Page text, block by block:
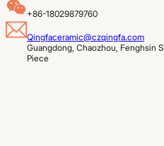
+86-18029879760
Qingfaceramic@czqingfa.com
Guangdong, Chaozhou, Fenghsin
Piece